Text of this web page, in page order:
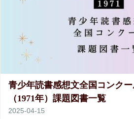
2025-04-15
青少年読書感想文全国コンクー
（1971年）課題図書一覧